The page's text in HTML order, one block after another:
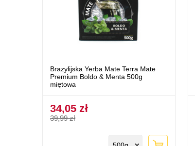
Brazylijska Yerba Mate Terra Mate
Premium Boldo & Menta 500g
miętowa
34,05 zł
39,99 zł